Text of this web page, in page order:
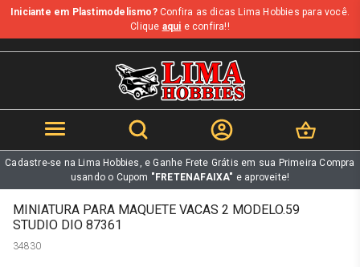
b
Iniciante em Plastimodelismo?Confira as dicas Lima Hobbies para você.
Clique aqui e confira!!
Cadastre-se na Lima Hobbies, e Ganhe Frete Grátis em sua Primeira Compra
usando o Cupom "FRETENAFAIXA" e aproveite!
MINIATURA PARA MAQUETE VACAS 2 MODELO.59
STUDIO DIO 87361
34830